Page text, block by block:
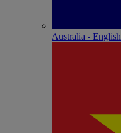
Australia - English